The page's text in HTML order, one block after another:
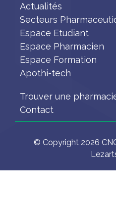
Actualités
Secteurs
Espace Etudiant
Espace Pharmacien
Espace Formation
Apothi-tech
Trouver une
Contact
© Copyright 2026